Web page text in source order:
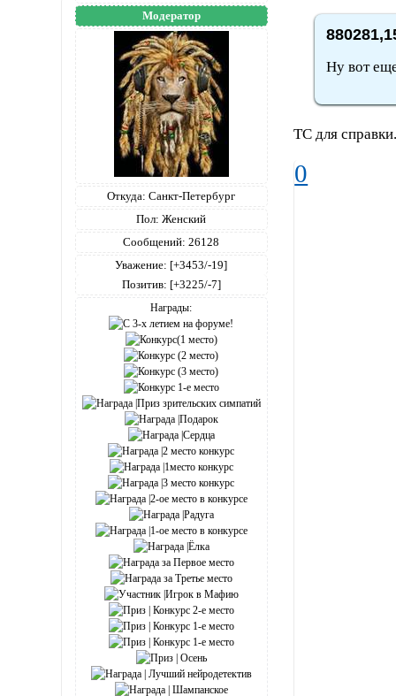
Модератор
Откуда: Санкт-Петербург
Пол: Женский
Сообщений: 26128
Уважение: [+3453/-19]
Позитив: [+3225/-7]
Награды:
Ну вот
ТС для
0